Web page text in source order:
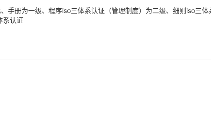
手册为一级、程序iso三体系认证（管理制度）为二级、细则iso三体
系认证